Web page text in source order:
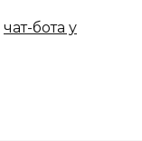
чат-бота у